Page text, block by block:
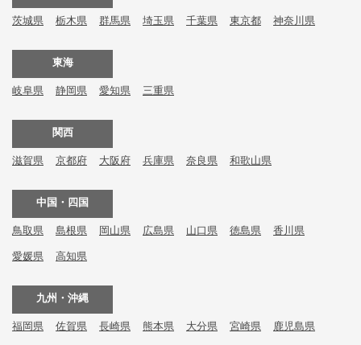
茨城県 栃木県 群馬県 埼玉県 千葉県 東京都 神奈川県
東海
岐阜県 静岡県 愛知県 三重県
関西
滋賀県 京都府 大阪府 兵庫県 奈良県 和歌山県
中国・四国
鳥取県 島根県 岡山県 広島県 山口県 徳島県 香川県
愛媛県 高知県
九州・沖縄
福岡県 佐賀県 長崎県 熊本県 大分県 宮崎県 鹿児島県